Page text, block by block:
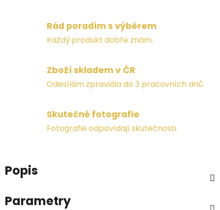
Rád poradím s výběrem
Každý produkt dobře znám.
Zboží skladem v ČR
Odesílám zpravidla do 3 pracovních dnů.
Skutečné fotografie
Fotografie odpovídají skutečnosti.
Popis
Parametry